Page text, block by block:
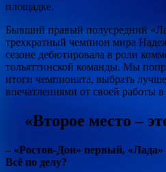
площадке.
Бывший правый полусредний
трехкратный чемпион мира
сезоне дебютировала в роли
тольяттинской команды. Мы
итоги чемпионата, выбрать
впечатлениями от своей работы в
«Второе место –
– «Ростов-Дон» первый, «Лада»
Всё по делу?